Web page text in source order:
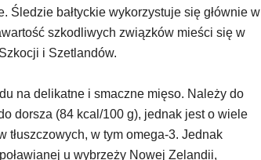
bałtyckie wykorzystuje się głównie w
szkodliwych związków mieści się w
i Szetlandów.
na delikatne i smaczne mięso. Należy do
dorsza (84 kcal/100 g), jednak jest o wiele
tłuszczowych, w tym omega-3. Jednak
u wybrzeży Nowej Zelandii,